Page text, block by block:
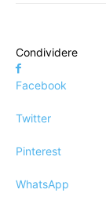
Condividere
Facebook
Twitter
Pinterest
WhatsApp